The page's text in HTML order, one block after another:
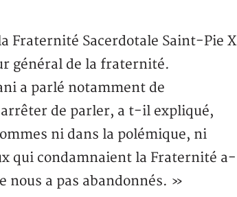
Fraternité Sacerdotale Saint-Pie X
général de la fraternité.
a parlé notamment de
de parler, a t-il expliqué,
ni dans la polémique, ni
qui condamnaient la Fraternité a-
nous a pas abandonnés. »